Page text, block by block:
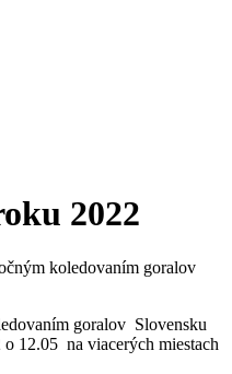
2022
koledovaním goralov
goralov Slovensku
12.05 na viacerých miestach